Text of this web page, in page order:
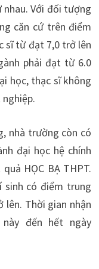
Với đối tượng
căn cứ trên điểm
sĩ từ đạt 7,0 trở lên
phải đạt từ 6.0
học, thạc sĩ không
nhà trường còn có
đại học hệ chính
HỌC BẠ THPT.
sinh có điểm trung
lên. Thời gian nhận
đến hết ngày